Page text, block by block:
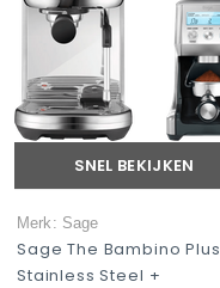
SNEL BEKIJKEN
Merk: Sage
Sage The Bambino Plus
Stainless Steel +